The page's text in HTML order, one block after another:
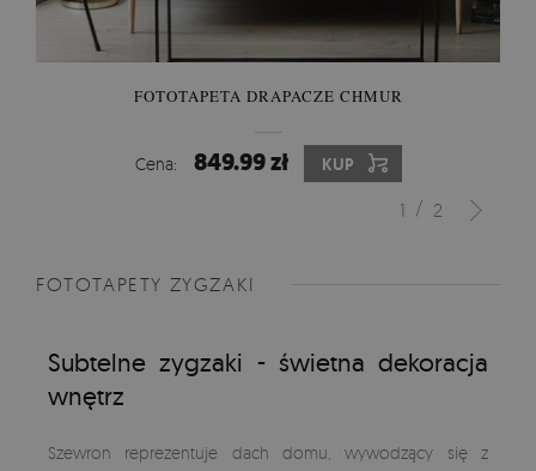
FOTOTAPETA DRAPACZE CHMUR
Cena: 849.99 zł KUP
1 / 2
FOTOTAPETY ZYGZAKI
Subtelne zygzaki - świetna dekoracja
wnętrz
Szewron reprezentuje dach domu, wywodzący się z